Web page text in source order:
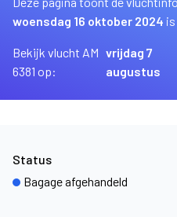
woensdag 16 oktober 2024
Bekijk vlucht AM
6381 op:
vrijdag 7
augustus
Status
Bagage afgehandeld